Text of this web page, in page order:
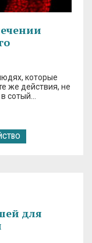
которые
же действия, не
сотый…
для